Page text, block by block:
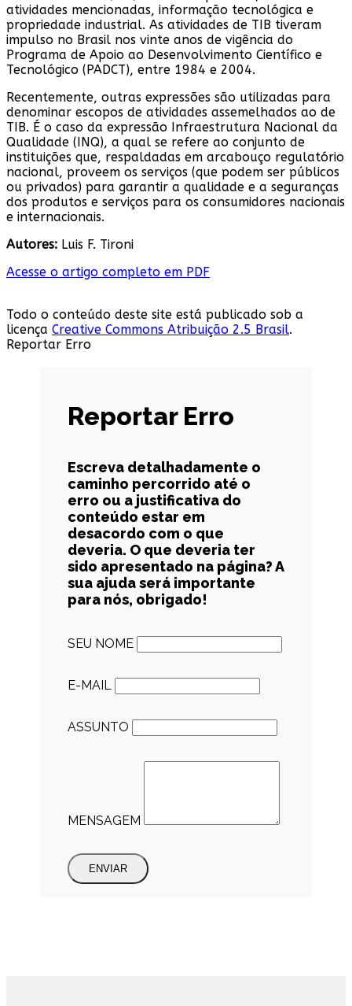
atividades mencionadas, informação tecnológica e
propriedade industrial. As atividades de TIB tiveram
impulso no Brasil nos vinte anos de vigência do
Programa de Apoio ao Desenvolvimento Científico e
Tecnológico (PADCT), entre 1984 e 2004.
Recentemente, outras expressões são utilizadas para
denominar escopos de atividades assemelhados ao de
TIB. É o caso da expressão Infraestrutura Nacional da
Qualidade (INQ), a qual se refere ao conjunto de
instituições que, respaldadas em arcabouço regulatório
nacional, proveem os serviços (que podem ser públicos
ou privados) para garantir a qualidade e a seguranças
dos produtos e serviços para os consumidores nacionais
e internacionais.
Autores: Luis F. Tironi
Acesse o artigo completo em PDF
Todo o conteúdo deste site está publicado sob a
licença Creative Commons Atribuição 2.5 Brasil.
Reportar Erro
Reportar Erro
Escreva detalhadamente o
caminho percorrido até o
erro ou a justificativa do
conteúdo estar em
desacordo com o que
deveria. O que deveria ter
sido apresentado na página? A
sua ajuda será importante
para nós, obrigado!
SEU NOME
E-MAIL
ASSUNTO
MENSAGEM
ENVIAR